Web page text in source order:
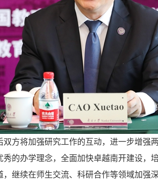
将加强研究工作的互动，进一步增强
的办学理念，全面加快卓越南开建设，
继续在师生交流、科研合作等领域加强